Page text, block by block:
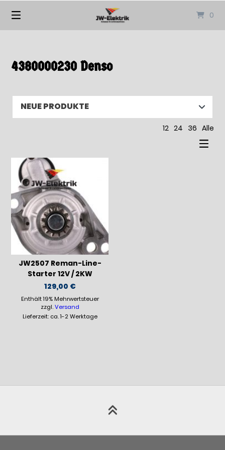
0
4380000230 Denso
12 24 36 Alle
JW2507 Reman-Line-
Starter 12V / 2KW
129,00 €
Enthält 19% Mehrwertsteuer
zzgl.Versand
Lieferzeit: ca. 1-2 Werktage